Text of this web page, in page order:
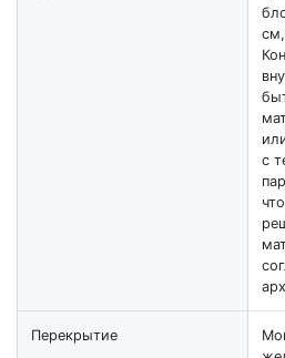
см,
с
Перекрытие